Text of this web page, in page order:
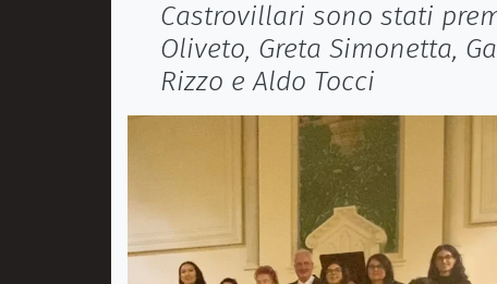
Castrovillari sono stati
Oliveto, Greta Simonetta,
Rizzo e Aldo Tocci